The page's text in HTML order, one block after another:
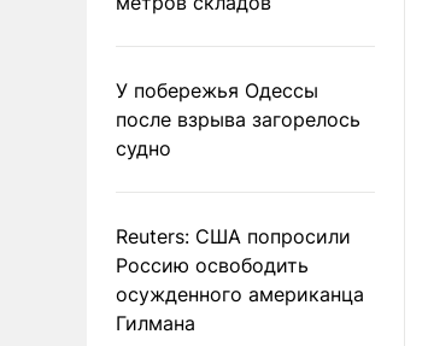
У побережья Одессы
после взрыва загорелось
судно
Reuters: США попросили
Россию освободить
осужденного американца
Гилмана